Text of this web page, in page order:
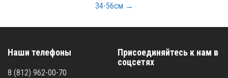
34-56см →
Наши телефоны
8 (812) 962-00-70
Присоединяйтесь к нам в
соцсетях